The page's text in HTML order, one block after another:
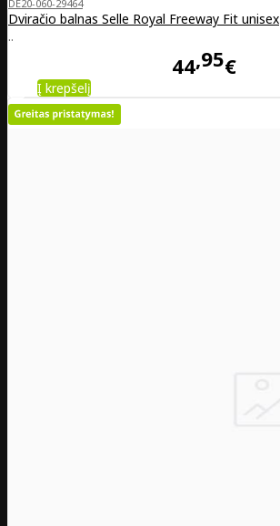
DE20-060-29464
Dviračio balnas Selle Royal Freeway Fit unisex
..
44 95€
Į krepšelį